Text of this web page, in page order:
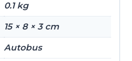
0.1 kg
15 × 8 × 3 cm
Autobus